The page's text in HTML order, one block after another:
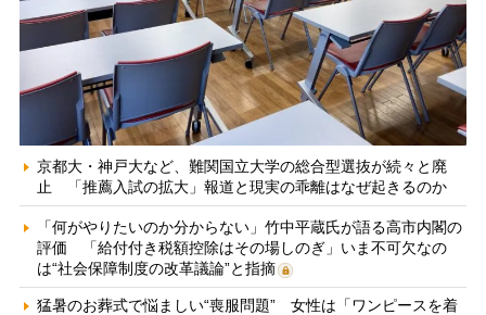
京都大・神戸大など、難関国立大学の総合型選抜が続々と廃
止 「推薦入試の拡大」報道と現実の乖離はなぜ起きるのか
「何がやりたいのか分からない」竹中平蔵氏が語る高市内閣の
評価 「給付付き税額控除はその場しのぎ」いま不可欠なの
は“社会保障制度の改革議論”と指摘
猛暑のお葬式で悩ましい“喪服問題” 女性は「ワンピースを着